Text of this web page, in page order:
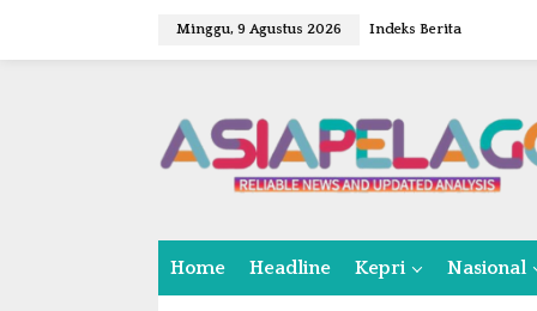
w
Minggu, 9 Agustus 2026 Indeks Berita
Home Headline Kepri Nasional